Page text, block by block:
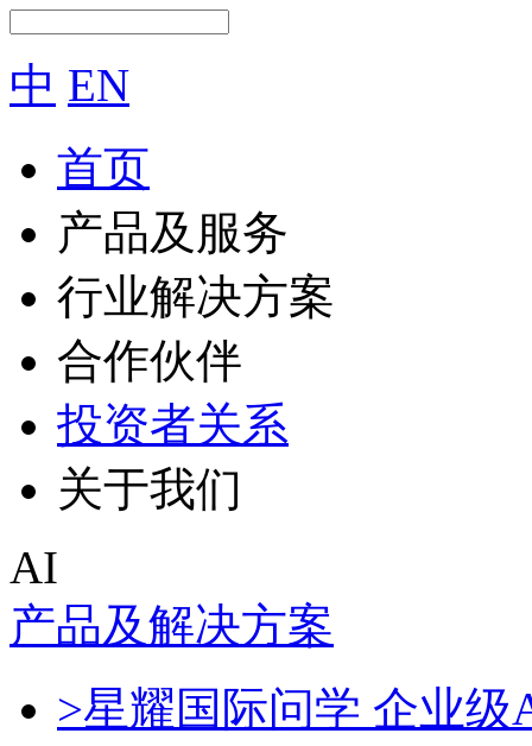
中 EN
首页
产品及服务
行业解决方案
合作伙伴
投资者关系
关于我们
AI
产品及解决方案
>星耀国际问学 企业级